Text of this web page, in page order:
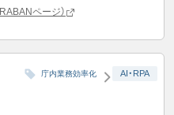
ページ）
庁内業務効率化 AI・RPA